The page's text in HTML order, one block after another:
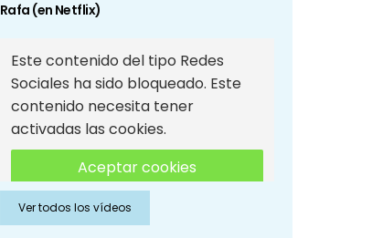
Rafa (en Netflix)
Este contenido del tipo Redes
Sociales ha sido bloqueado. Este
contenido necesita tener
activadas las cookies.
Aceptar cookies
Aceptar cookies de Redes
Sociales
Ver todos los vídeos